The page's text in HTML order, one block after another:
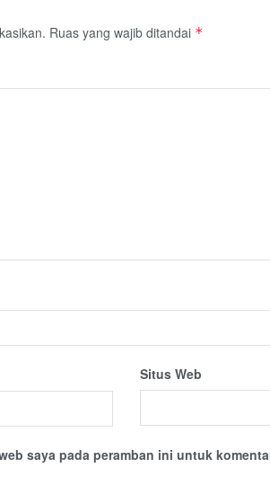
Ruas yang wajib ditandai *
Situs Web
saya pada peramban ini untuk